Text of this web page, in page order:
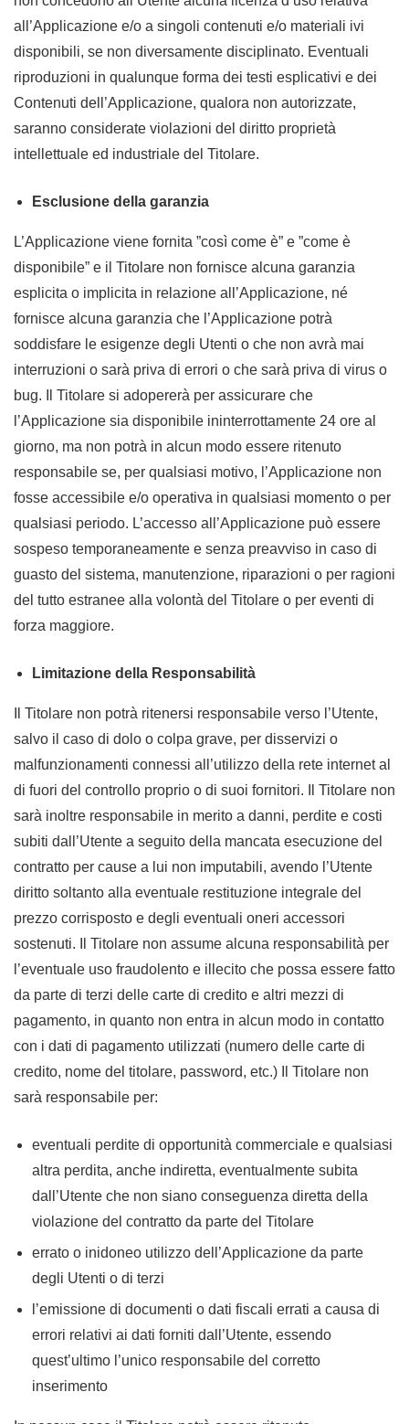
all’Applicazione e/o a singoli contenuti e/o materiali ivi
disponibili, se non diversamente disciplinato. Eventuali
riproduzioni in qualunque forma dei testi esplicativi e dei
Contenuti dell’Applicazione, qualora non autorizzate,
saranno considerate violazioni del diritto proprietà
intellettuale ed industriale del Titolare.
Esclusione della garanzia
L’Applicazione viene fornita ”così come è” e ”come è
disponibile” e il Titolare non fornisce alcuna garanzia
esplicita o implicita in relazione all’Applicazione, né
fornisce alcuna garanzia che l’Applicazione potrà
soddisfare le esigenze degli Utenti o che non avrà mai
interruzioni o sarà priva di errori o che sarà priva di virus o
bug. Il Titolare si adopererà per assicurare che
l’Applicazione sia disponibile ininterrottamente 24 ore al
giorno, ma non potrà in alcun modo essere ritenuto
responsabile se, per qualsiasi motivo, l’Applicazione non
fosse accessibile e/o operativa in qualsiasi momento o per
qualsiasi periodo. L’accesso all’Applicazione può essere
sospeso temporaneamente e senza preavviso in caso di
guasto del sistema, manutenzione, riparazioni o per ragioni
del tutto estranee alla volontà del Titolare o per eventi di
forza maggiore.
Limitazione della Responsabilità
Il Titolare non potrà ritenersi responsabile verso l’Utente,
salvo il caso di dolo o colpa grave, per disservizi o
malfunzionamenti connessi all’utilizzo della rete internet al
di fuori del controllo proprio o di suoi fornitori. Il Titolare non
sarà inoltre responsabile in merito a danni, perdite e costi
subiti dall’Utente a seguito della mancata esecuzione del
contratto per cause a lui non imputabili, avendo l’Utente
diritto soltanto alla eventuale restituzione integrale del
prezzo corrisposto e degli eventuali oneri accessori
sostenuti. Il Titolare non assume alcuna responsabilità per
l’eventuale uso fraudolento e illecito che possa essere fatto
da parte di terzi delle carte di credito e altri mezzi di
pagamento, in quanto non entra in alcun modo in contatto
con i dati di pagamento utilizzati (numero delle carte di
credito, nome del titolare, password, etc.) Il Titolare non
sarà responsabile per:
eventuali perdite di opportunità commerciale e qualsiasi
altra perdita, anche indiretta, eventualmente subita
dall’Utente che non siano conseguenza diretta della
violazione del contratto da parte del Titolare
errato o inidoneo utilizzo dell’Applicazione da parte
degli Utenti o di terzi
l’emissione di documenti o dati fiscali errati a causa di
errori relativi ai dati forniti dall’Utente, essendo
quest’ultimo l’unico responsabile del corretto
inserimento